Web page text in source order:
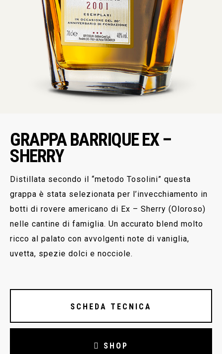
GRAPPA BARRIQUE EX –
SHERRY
Distillata secondo il “metodo Tosolini” questa
grappa è stata selezionata per l’invecchiamento in
botti di rovere americano di Ex – Sherry (Oloroso)
nelle cantine di famiglia. Un accurato blend molto
ricco al palato con avvolgenti note di vaniglia,
uvetta, spezie dolci e nocciole.
SCHEDA TECNICA
SHOP